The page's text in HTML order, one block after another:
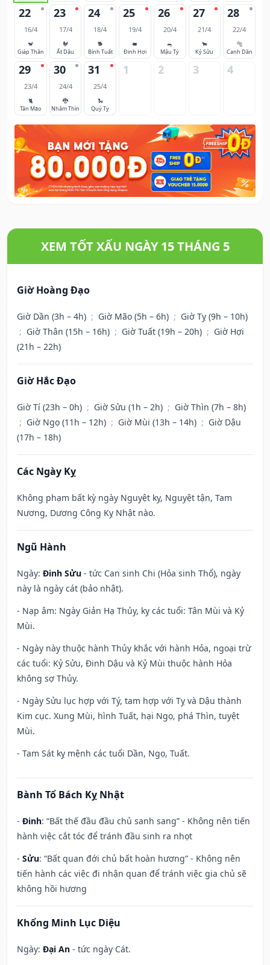
22
16/4
🐒
Giáp Thân
23
17/4
🐓
Ất Dậu
24
18/4
🐕
Bính Tuất
25
19/4
🐖
Đinh Hợi
26
20/4
🐀
Mậu Tý
27
21/4
🐂
Kỷ Sửu
28
22/4
🐅
Canh Dần
29
23/4
🐈
Tân Mão
30
24/4
🐉
Nhâm Thìn
31
25/4
🐍
Quý Tỵ
1 2 3 4
XEM TỐT XẤU NGÀY 15 THÁNG 5
Giờ Hoàng Đạo
Giờ Dần (3h – 4h) ; Giờ Mão (5h – 6h) ; Giờ Tỵ (9h – 10h)
; Giờ Thân (15h – 16h) ; Giờ Tuất (19h – 20h) ; Giờ Hợi
(21h – 22h)
Giờ Hắc Đạo
Giờ Tí (23h – 0h) ; Giờ Sửu (1h – 2h) ; Giờ Thìn (7h – 8h)
; Giờ Ngọ (11h – 12h) ; Giờ Mùi (13h – 14h) ; Giờ Dậu
(17h – 18h)
Các Ngày Kỵ
Không phạm bất kỳ ngày Nguyệt kỵ, Nguyệt tận, Tam
Nương, Dương Công Kỵ Nhật nào.
Ngũ Hành
Ngày: Đinh Sửu - tức Can sinh Chi (Hỏa sinh Thổ), ngày
này là ngày cát (bảo nhật).
- Nạp âm: Ngày Giản Hạ Thủy, kỵ các tuổi: Tân Mùi và Kỷ
Mùi.
- Ngày này thuộc hành Thủy khắc với hành Hỏa, ngoại trừ
các tuổi: Kỷ Sửu, Đinh Dậu và Kỷ Mùi thuộc hành Hỏa
không sợ Thủy.
- Ngày Sửu lục hợp với Tý, tam hợp với Tỵ và Dậu thành
Kim cục. Xung Mùi, hình Tuất, hại Ngọ, phá Thìn, tuyệt
Mùi.
- Tam Sát kỵ mệnh các tuổi Dần, Ngọ, Tuất.
Bành Tổ Bách Kỵ Nhật
- Đinh: “Bất thế đầu đầu chủ sanh sang” - Không nên tiến
hành việc cắt tóc để tránh đầu sinh ra nhọt
- Sửu: “Bất quan đới chủ bất hoàn hương” - Không nên
tiến hành các việc đi nhận quan để tránh việc gia chủ sẽ
không hồi hương
Khổng Minh Lục Diệu
Ngày: Đại An - tức ngày Cát.